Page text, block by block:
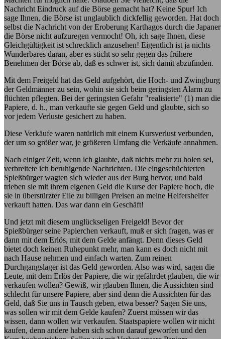
Nachricht Eindruck auf die Börse gemacht hat? Keine Spur! Ich
sage Ihnen, die Börse ist unglaublich dickfellig geworden. Hat doch
selbst die Nachricht von der Eroberung Karthagos durch die Japaner
die Börse nicht aufzuregen vermocht! Oh, ich sage Ihnen, diese
Gleichgültigkeit ist schrecklich anzusehen! Eigentlich ist ja nichts
Wunderbares daran, aber es sticht so sehr gegen das frühere
Benehmen der Börse ab, daß es schwer ist, sich damit abzufinden.
Mit dem Freigeld hat das Geld aufgehört, die Hoch- und Zwingburg
der Geldmänner zu sein, wohin sie sich beim geringsten Alarm zu
flüchten pflegten. Bei der geringsten Gefahr "realisierte" (1) man die
Papiere, d. h., man verkaufte sie gegen Geld und glaubte, sich so
vor jedem Verluste gesichert zu haben.
Diese Verkäufe waren natürlich mit einem Kursverlust verbunden,
der um so größer war, je größeren Umfang die Verkäufe annahmen.
Nach einiger Zeit, wenn ich glaubte, daß nichts mehr zu holen sei,
verbreitete ich beruhigende Nachrichten. Die eingeschüchterten
Spießbürger wagten sich wieder aus der Burg hervor, und bald
trieben sie mit ihrem eigenen Geld die Kurse der Papiere hoch, die
sie in überstürzter Eile zu billigen Preisen an meine Helfershelfer
verkauft hatten. Das war dann ein Geschäft!
Und jetzt mit diesem unglückseligen Freigeld! Bevor der
Spießbürger seine Papierchen verkauft, muß er sich fragen, was er
dann mit dem Erlös, mit dem Gelde anfängt. Denn dieses Geld
bietet doch keinen Ruhepunkt mehr, man kann es doch nicht mit
nach Hause nehmen und einfach warten. Zum reinen
Durchgangslager ist das Geld geworden. Also was wird, sagen die
Leute, mit dem Erlös der Papiere, die wir gefährdet glauben, die wir
verkaufen wollen? Gewiß, wir glauben Ihnen, die Aussichten sind
schlecht für unsere Papiere, aber sind denn die Aussichten für das
Geld, daß Sie uns in Tausch geben, etwa besser? Sagen Sie uns,
was sollen wir mit dem Gelde kaufen? Zuerst müssen wir das
wissen, dann wollen wir verkaufen. Staatspapiere wollen wir nicht
kaufen, denn andere haben sich schon darauf geworfen und den